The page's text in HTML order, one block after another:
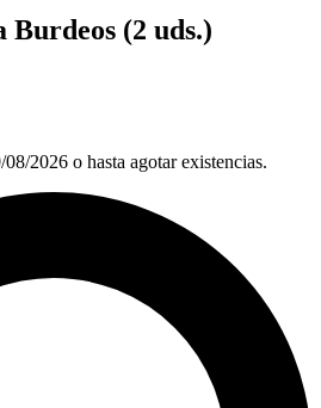
(2 uds.)
2026 o hasta agotar existencias.